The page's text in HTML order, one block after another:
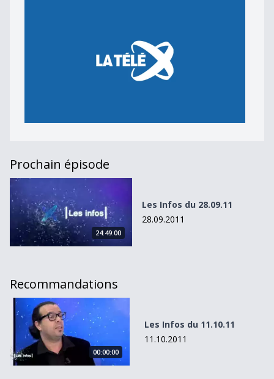
Prochain épisode
Les Infos du 28.09.11
24:49:00
Les Infos du 28.09.11
28.09.2011
Recommandations
Les Infos du 11.10.11
00:00:00
Les Infos du 11.10.11
11.10.2011